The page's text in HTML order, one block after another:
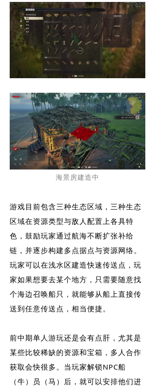
海景房建造中
游戏目前包含三种生态区域，三种生态
区域在资源类型与敌人配置上各具特
色，鼓励玩家通过航海不断扩张补给
链，并逐步构建多点据点与资源网络。
玩家可以在浅水区建造快速传送点，玩
家如果想要去某个地方，只需要随意找
个海边召唤船只，就能够从船上直接传
送到任意传送点，相当便捷。
前中期单人游玩还是会有点肝，尤其是
某些比较稀缺的资源和宝箱，多人合作
获取会快很多。当玩家解锁NPC船
（牛）员（马）后，就可以安排他们进